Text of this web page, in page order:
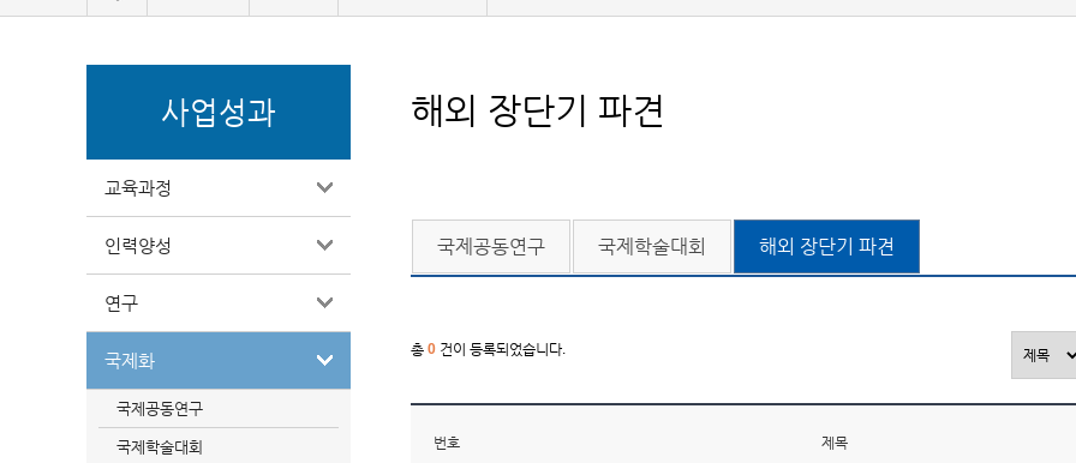
사업성과
교육과정
인력양성
연구
국제화
국제공동연구
국제학술대회
해외 장단기 파견
국제공동연구 국제학술대회 해외 장단기 파견
총 0 건이 등록되었습니다.
번호 제목